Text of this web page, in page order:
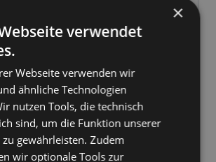
×
verwendet
Webseite verwenden wir
ähnliche Technologien
nutzen Tools, die technisch
sind, um die Funktion unserer
zu gewährleisten. Zudem
wir optionale Tools zur